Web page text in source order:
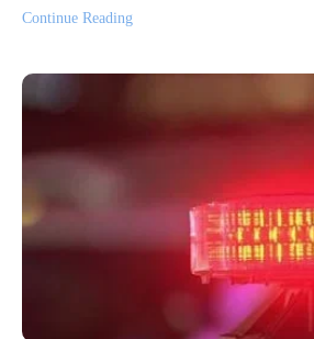
Continue Reading